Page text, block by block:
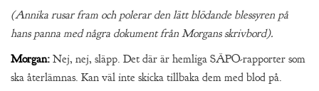
(Annika rusar fram och polerar den lätt blödande blessyren på
hans panna med några dokument från Morgans skrivbord).
Morgan: Nej, nej, släpp. Det där är hemliga SÄPO-rapporter som
ska återlämnas. Kan väl inte skicka tillbaka dem med blod på.